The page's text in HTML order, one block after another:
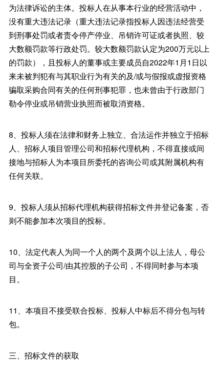
为法律诉讼的主体。投标人在从事本行业的经营活动中，
没有重大违法记录（重大违法记录指投标人因违法经营受
到刑事处罚或者责令停产停业、吊销许可证或者执照、较
大数额罚款等行政处罚。较大数额罚款认定为200万元以上
的罚款），且投标人的董事或主要成员自2022年1月1日以
来未被判犯有与其职业行为有关的及/或与假报或虚报资格
骗取采购合同有关的任何刑事犯罪，也未曾由于行政部门
勒令停业或吊销营业执照而被取消资格。
8、投标人须在法律和财务上独立、合法运作并独立于招标
人、招标人项目管理公司和招标代理机构，不得直接或间
接地与招标人为本项目所委托的咨询公司或其附属机构有
任何关联。
9、投标人须从招标代理机构获得招标文件并登记备案，否
则不能参加本次项目的投标。
10、法定代表人为同一个人的两个及两个以上法人，母公
司与全资子公司/由其控股的子公司，不得同时参与本项
目。
11、本项目不接受联合投标、投标人中标后不得分包与转
包。
三、招标文件的获取